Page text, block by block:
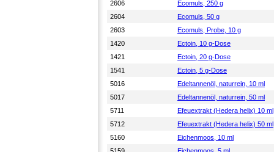
2606
Ecomuls, 250 g
2604
Ecomuls, 50 g
2603
Ecomuls, Probe, 10 g
1420
Ectoin, 10 g-Dose
1421
Ectoin, 20 g-Dose
1541
Ectoin, 5 g-Dose
5016
Edeltannenöl, naturrein, 10 ml
5017
Edeltannenöl, naturrein, 50 ml
5711
Efeuextrakt (Hedera helix) 10 ml
5712
Efeuextrakt (Hedera helix) 50 ml
5160
Eichenmoos, 10 ml